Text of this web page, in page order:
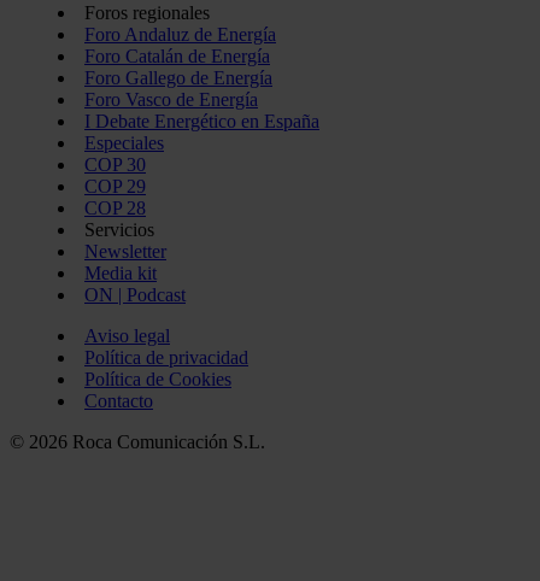
Foros regionales
Foro Andaluz de Energía
Foro Catalán de Energía
Foro Gallego de Energía
Foro Vasco de Energía
I Debate Energético en España
Especiales
COP 30
COP 29
COP 28
Servicios
Newsletter
Media kit
ON | Podcast
Aviso legal
Política de privacidad
Política de Cookies
Contacto
© 2026 Roca Comunicación S.L.